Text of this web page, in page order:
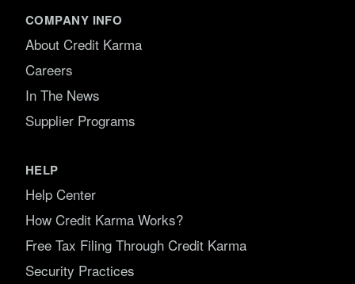
COMPANY INFO
About Credit Karma
Careers
In The News
Supplier Programs
HELP
Help Center
How Credit Karma Works?
Free Tax Filing Through Credit Karma
Security Practices